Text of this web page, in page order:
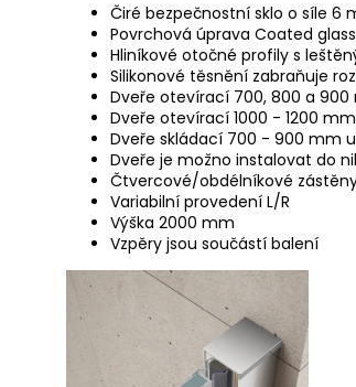
Čiré bezpečnostní sklo o síle 6
Povrchová úprava Coated
Hliníkové otočné profily s
Silikonové těsnění zabraňuje
Dveře otevírací 700, 800 a
Dveře otevírací 1000 - 1200
Dveře skládací 700 - 900 mm
Dveře je možno instalovat do
Čtvercové/obdélníkové
Variabilní provedení L/R
Výška 2000 mm
Vzpěry jsou součástí balení